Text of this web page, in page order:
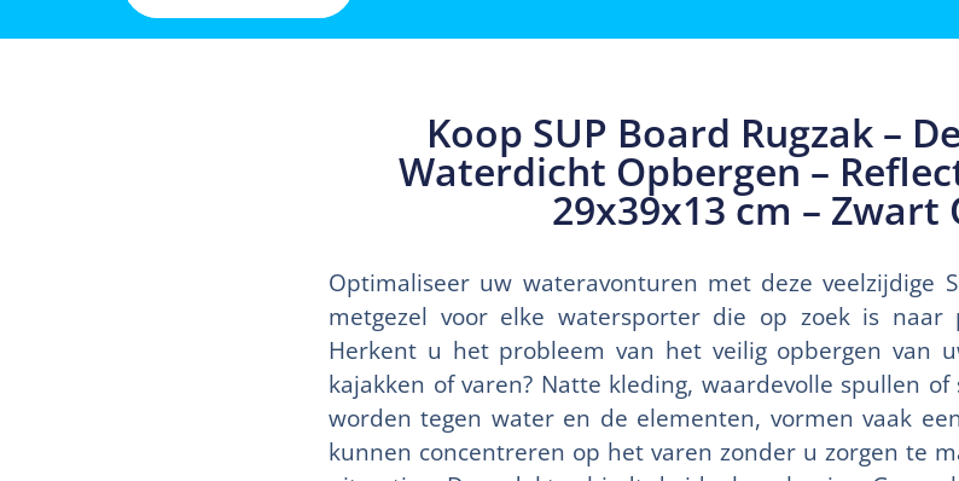
Koop SUP Board Rugzak –
Waterdicht Opbergen –
29x39x13 cm – Zwart
Optimaliseer uw wateravonturen met deze veelzijdige
metgezel voor elke watersporter die op zoek is naar
Herkent u het probleem van het veilig opbergen van
kajakken of varen? Natte kleding, waardevolle spullen
worden tegen water en de elementen, vormen vaak
kunnen concentreren op het varen zonder u zorgen te